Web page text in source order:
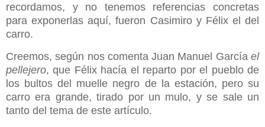
recordamos, y no tenemos referencias concretas
para exponerlas aquí, fueron Casimiro y Félix el del
carro.
Creemos, según nos comenta Juan Manuel García el
pellejero, que Félix hacía el reparto por el pueblo de
los bultos del muelle negro de la estación, pero su
carro era grande, tirado por un mulo, y se sale un
tanto del tema de este artículo.